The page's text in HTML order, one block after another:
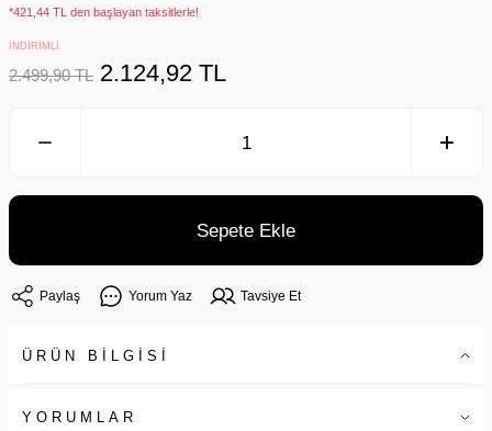
*421,44 TL den başlayan taksitlerle!
İNDİRİMLİ
2.499,90 TL 2.124,92 TL
Sepete Ekle
Paylaş Yorum Yaz Tavsiye Et
ÜRÜN BİLGİSİ
YORUMLAR